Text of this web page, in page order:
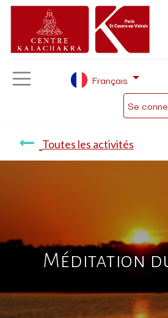
Se
Français
Toutes les activités
Méditation